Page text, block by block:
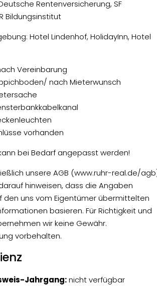
Rentenversicherung, SF
Bildungsinstitut
Hotel Lindenhof, HolidayInn, Hotel
Vereinbarung
nach Mieterwunsch
vorhanden
bei Bedarf angepasst werden!
unsere AGB (www.ruhr-real.de/
hinweisen, dass die Angaben
den uns vom Eigentümer übermittelten
basieren. Für Richtigkeit und
wir keine Gewähr.
vorbehalten.
Jahrgang:nicht verfügbar